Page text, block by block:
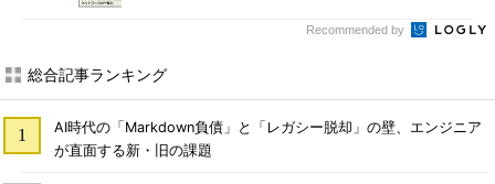
Recommended by
総合記事ランキング
AI時代の「Markdown負債」と「レガシー脱却」の壁、エンジニア
が直面する新・旧の課題